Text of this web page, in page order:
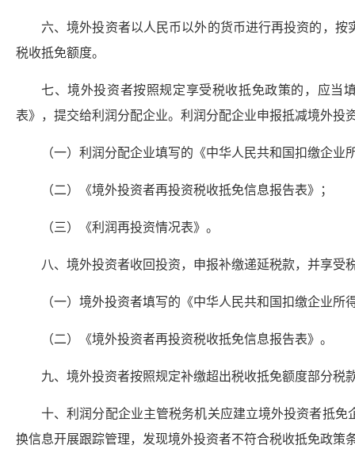
六、境外投资者以人民币以外的货币进行再投资的，
税收抵免额度。
七、境外投资者按照规定享受税收抵免政策的，应当
表》，提交给利润分配企业。利润分配企业申报抵减境外
（一）利润分配企业填写的《中华人民共和国扣缴企业
（二）《境外投资者再投资税收抵免信息报告表》；
（三）《利润再投资情况表》。
八、境外投资者收回投资，申报补缴递延税款，并享
（一）境外投资者填写的《中华人民共和国扣缴企业所
（二）《境外投资者再投资税收抵免信息报告表》。
九、境外投资者按照规定补缴超出税收抵免额度部分
十、利润分配企业主管税务机关应建立境外投资者抵
换信息开展跟踪管理，发现境外投资者不符合税收抵免政